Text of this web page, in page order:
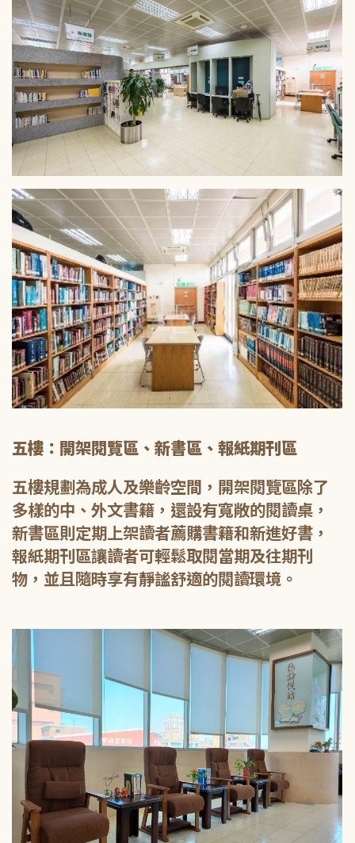
五樓：開架閱覽區、新書區、報紙期刊區
五樓規劃為成人及樂齡空間，開架閱覽區除了
多樣的中、外文書籍，還設有寬敞的閱讀桌，
新書區則定期上架讀者薦購書籍和新進好書，
報紙期刊區讓讀者可輕鬆取閱當期及往期刊
物，並且隨時享有靜謐舒適的閱讀環境。